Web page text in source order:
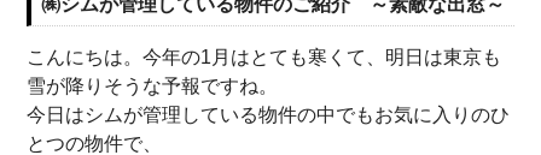
㈱シムが管理している物件のご紹介 ～素敵な出窓～
2023.01.23
こんにちは。今年の1月はとても寒くて、明日は東京も
雪が降りそうな予報ですね。
今日はシムが管理している物件の中でもお気に入りのひ
とつの物件で、